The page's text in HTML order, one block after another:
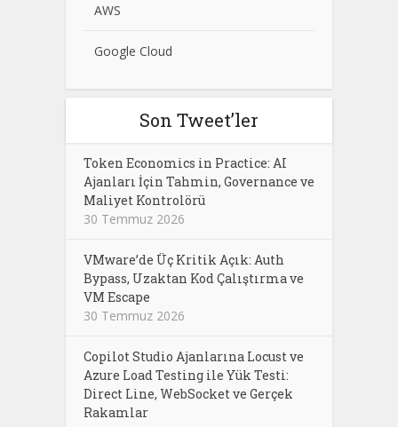
AWS
Google Cloud
Son Tweet’ler
Token Economics in Practice: AI
Ajanları İçin Tahmin, Governance ve
Maliyet Kontrolörü
30 Temmuz 2026
VMware’de Üç Kritik Açık: Auth
Bypass, Uzaktan Kod Çalıştırma ve
VM Escape
30 Temmuz 2026
Copilot Studio Ajanlarına Locust ve
Azure Load Testing ile Yük Testi:
Direct Line, WebSocket ve Gerçek
Rakamlar